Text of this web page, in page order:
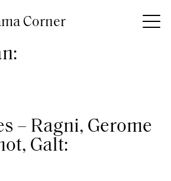
Corner
– Ragni, Gerome
Galt: